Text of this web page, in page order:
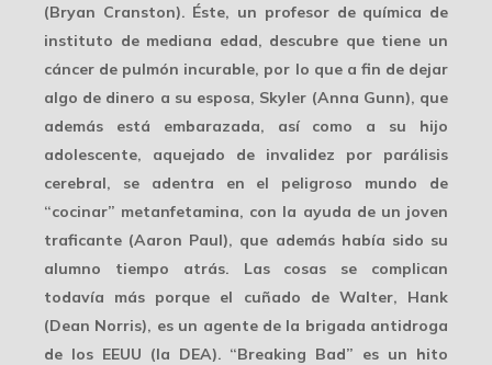
(Bryan Cranston). Éste, un profesor de química de
instituto de mediana edad, descubre que tiene un
cáncer de pulmón incurable, por lo que a fin de dejar
algo de dinero a su esposa, Skyler (Anna Gunn), que
además está embarazada, así como a su hijo
adolescente, aquejado de invalidez por parálisis
cerebral, se adentra en el peligroso mundo de
“cocinar” metanfetamina, con la ayuda de un joven
traficante (Aaron Paul), que además había sido su
alumno tiempo atrás. Las cosas se complican
todavía más porque el cuñado de Walter, Hank
(Dean Norris), es un agente de la brigada antidroga
de los EEUU (la DEA). “Breaking Bad” es un hito